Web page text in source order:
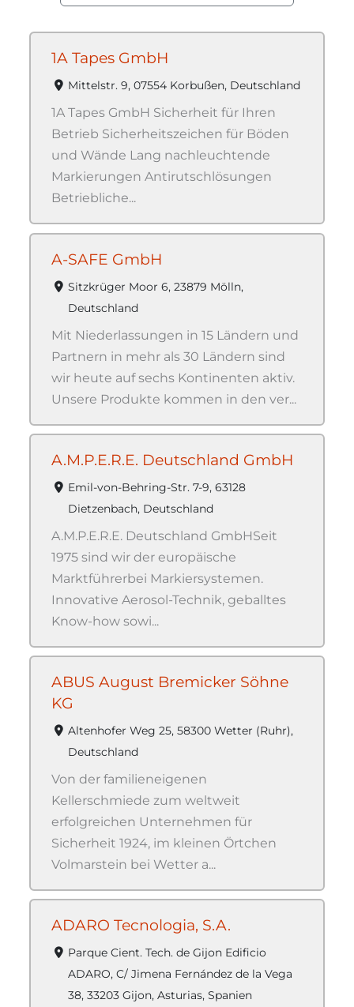
1A Tapes GmbH
Mittelstr. 9, 07554 Korbußen, Deutschland
1A Tapes GmbH Sicherheit für Ihren
Betrieb Sicherheitszeichen für Böden
und Wände Lang nachleuchtende
Markierungen Antirutschlösungen
Betriebliche...
A-SAFE GmbH
Sitzkrüger Moor 6, 23879 Mölln,
Deutschland
Mit Niederlassungen in 15 Ländern und
Partnern in mehr als 30 Ländern sind
wir heute auf sechs Kontinenten aktiv.
Unsere Produkte kommen in den ver...
A.M.P.E.R.E. Deutschland GmbH
Emil-von-Behring-Str. 7-9, 63128
Dietzenbach, Deutschland
A.M.P.E.R.E. Deutschland GmbHSeit
1975 sind wir der europäische
Marktführerbei Markiersystemen.
Innovative Aerosol-Technik, geballtes
Know-how sowi...
ABUS August Bremicker Söhne
KG
Altenhofer Weg 25, 58300 Wetter (Ruhr),
Deutschland
Von der familieneigenen
Kellerschmiede zum weltweit
erfolgreichen Unternehmen für
Sicherheit 1924, im kleinen Örtchen
Volmarstein bei Wetter a...
ADARO Tecnologia, S.A.
Parque Cient. Tech. de Gijon Edificio
ADARO, C/ Jimena Fernández de la Vega
38, 33203 Gijon, Asturias, Spanien